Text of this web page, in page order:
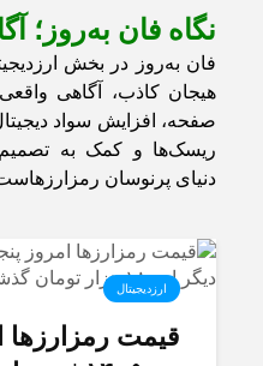
نگاه فان به‌روز؛
فان به‌روز در بخش
هیجان کاذب، آگاهی
صفحه، افزایش سواد
ریسک‌ها و کمک به
دنیای پرنوسان
ارزدیجیتال